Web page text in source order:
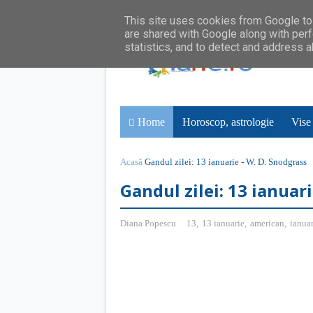
Home Horoscop, astrologie Vise
Acasă Gandul zilei: 13 ianuarie - W. D. Snodgrass
Gandul zilei: 13
Diana Popescu 13, 13 ianuarie, american,
This site uses cookies from Google
are shared with Google along with
statistics, and to detect and address